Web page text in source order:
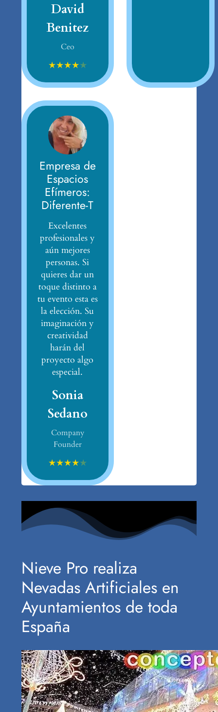
David
Benitez
Ceo
★★★★★
Empresa de
Espacios
Efímeros:
Diferente-T
Excelentes
profesionales y
aún mejores
personas. Si
quieres dar un
toque distinto a
tu evento esta es
la elección. Su
imaginación y
creatividad
harán del
proyecto algo
especial.
Sonia
Sedano
Company
Founder
★★★★★
Nieve Pro realiza
Nevadas Artificiales en
Ayuntamientos de toda
España